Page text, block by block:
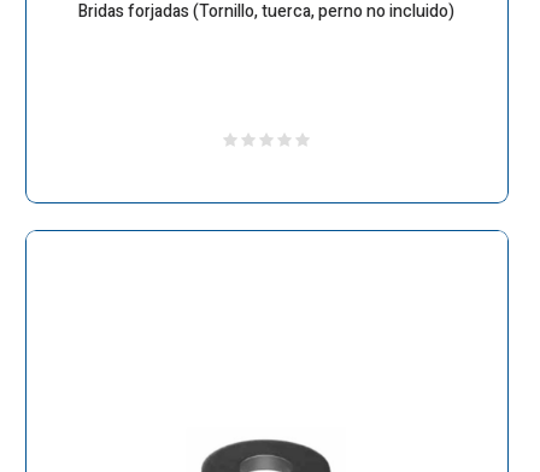
Bridas forjadas (Tornillo, tuerca, perno no incluido)